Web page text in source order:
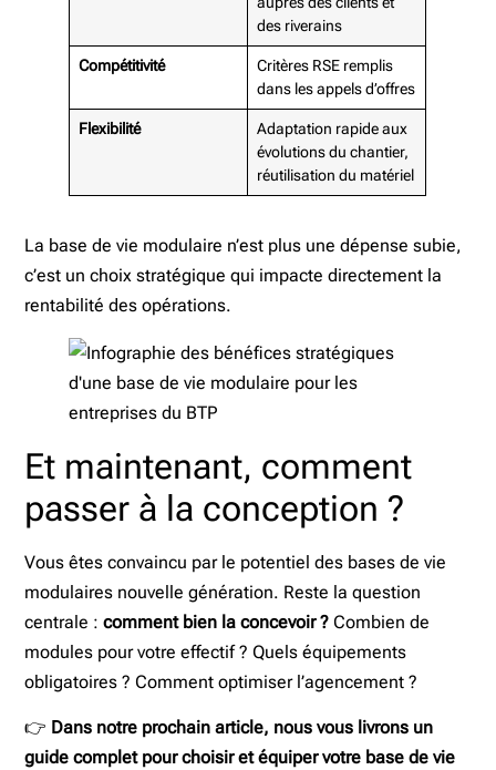
des riverains
Compétitivité
Critères RSE remplis
dans les appels d’offres
Flexibilité
Adaptation rapide aux
évolutions du chantier,
réutilisation du matériel
La base de vie modulaire n’est plus une dépense subie,
c’est un choix stratégique qui impacte directement la
rentabilité des opérations.
Et maintenant, comment
passer à la conception ?
Vous êtes convaincu par le potentiel des bases de vie
modulaires nouvelle génération. Reste la question
centrale :comment bien la concevoir ? Combien de
modules pour votre effectif ? Quels équipements
obligatoires ? Comment optimiser l’agencement ?
👉 Dans notre prochain article, nous vous livrons un
guide complet pour choisir et équiper votre base de vie